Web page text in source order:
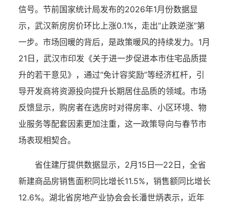
信号。节前国家统计局发布的2026年1月份数据显
示，武汉新房房价环比上涨0.1%，走出“止跌逆涨”第
一步。市场回暖的背后，是政策暖风的持续发力。1月
21日，武汉市印发《关于进一步促进本市住宅品质提
升的若干意见》，通过“免计容奖励”等经济杠杆，引
导开发商将资源投向提升长期居住品质的领域。市场
反馈显示，购房者在选房时对得房率、小区环境、物
业服务等配套因素更加注重，这一政策导向与春节市
场表现相契合。
省住建厅提供数据显示，2月15日—22日，全省
新建商品房销售面积同比增长11.5%，销售额同比增长
12.6%。湖北省房地产业协会会长潘世炳表示，近年